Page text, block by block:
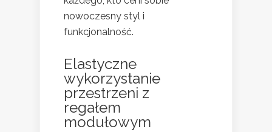
nowoczesny styl i
funkcjonalność.
Elastyczne
wykorzystanie
przestrzeni z
regałem
modułowym